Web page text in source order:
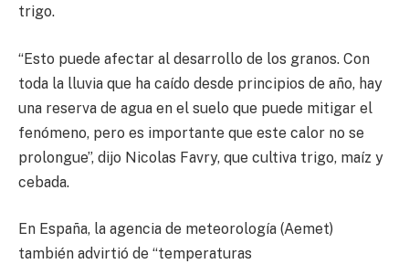
trigo.
“Esto puede afectar al desarrollo de los granos. Con
toda la lluvia que ha caído desde principios de año, hay
una reserva de agua en el suelo que puede mitigar el
fenómeno, pero es importante que este calor no se
prolongue”, dijo Nicolas Favry, que cultiva trigo, maíz y
cebada.
En España, la agencia de meteorología (Aemet)
también advirtió de “temperaturas